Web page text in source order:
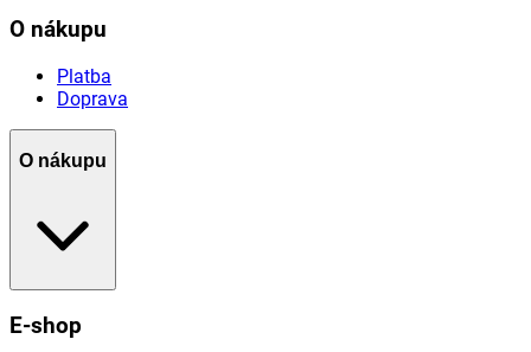
O nákupu
Platba
Doprava
O nákupu
E-shop